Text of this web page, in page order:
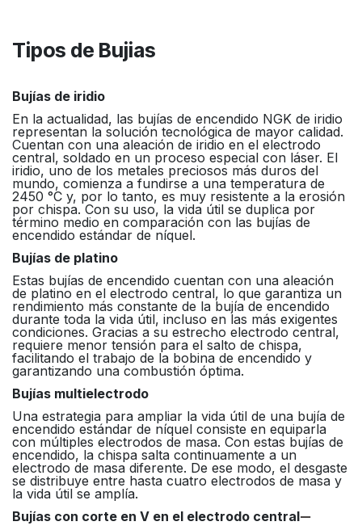
Tipos de Bujias
Bujías de iridio
En la actualidad, las bujías de encendido NGK de iridio
representan la solución tecnológica de mayor calidad.
Cuentan con una aleación de iridio en el electrodo
central, soldado en un proceso especial con láser. El
iridio, uno de los metales preciosos más duros del
mundo, comienza a fundirse a una temperatura de
2450 °C y, por lo tanto, es muy resistente a la erosión
por chispa. Con su uso, la vida útil se duplica por
término medio en comparación con las bujías de
encendido estándar de níquel.
Bujías de platino
Estas bujías de encendido cuentan con una aleación
de platino en el electrodo central, lo que garantiza un
rendimiento más constante de la bujía de encendido
durante toda la vida útil, incluso en las más exigentes
condiciones. Gracias a su estrecho electrodo central,
requiere menor tensión para el salto de chispa,
facilitando el trabajo de la bobina de encendido y
garantizando una combustión óptima.
Bujías multielectrodo
Una estrategia para ampliar la vida útil de una bujía de
encendido estándar de níquel consiste en equiparla
con múltiples electrodos de masa. Con estas bujías de
encendido, la chispa salta continuamente a un
electrodo de masa diferente. De ese modo, el desgaste
se distribuye entre hasta cuatro electrodos de masa y
la vida útil se amplía.
Bujías con corte en V en el electrodo central